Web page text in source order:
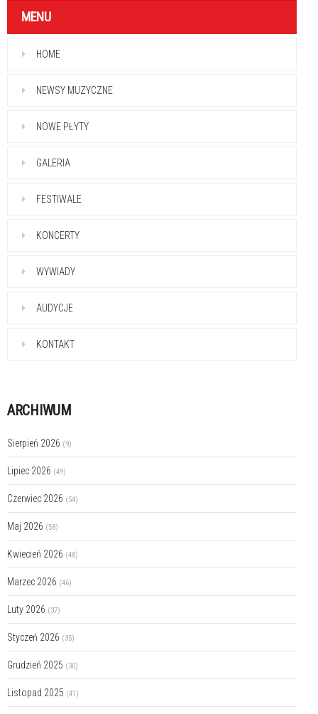
MENU
HOME
NEWSY MUZYCZNE
NOWE PŁYTY
GALERIA
FESTIWALE
KONCERTY
WYWIADY
AUDYCJE
KONTAKT
ARCHIWUM
Sierpień 2026 (9)
Lipiec 2026 (49)
Czerwiec 2026 (54)
Maj 2026 (58)
Kwiecień 2026 (48)
Marzec 2026 (46)
Luty 2026 (37)
Styczeń 2026 (35)
Grudzień 2025 (30)
Listopad 2025 (41)